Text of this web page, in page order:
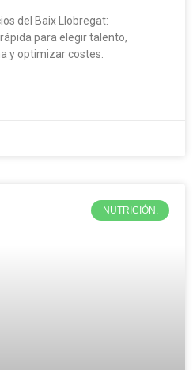
del Baix Llobregat:
para elegir talento,
y optimizar costes.
NUTRICIÓN.